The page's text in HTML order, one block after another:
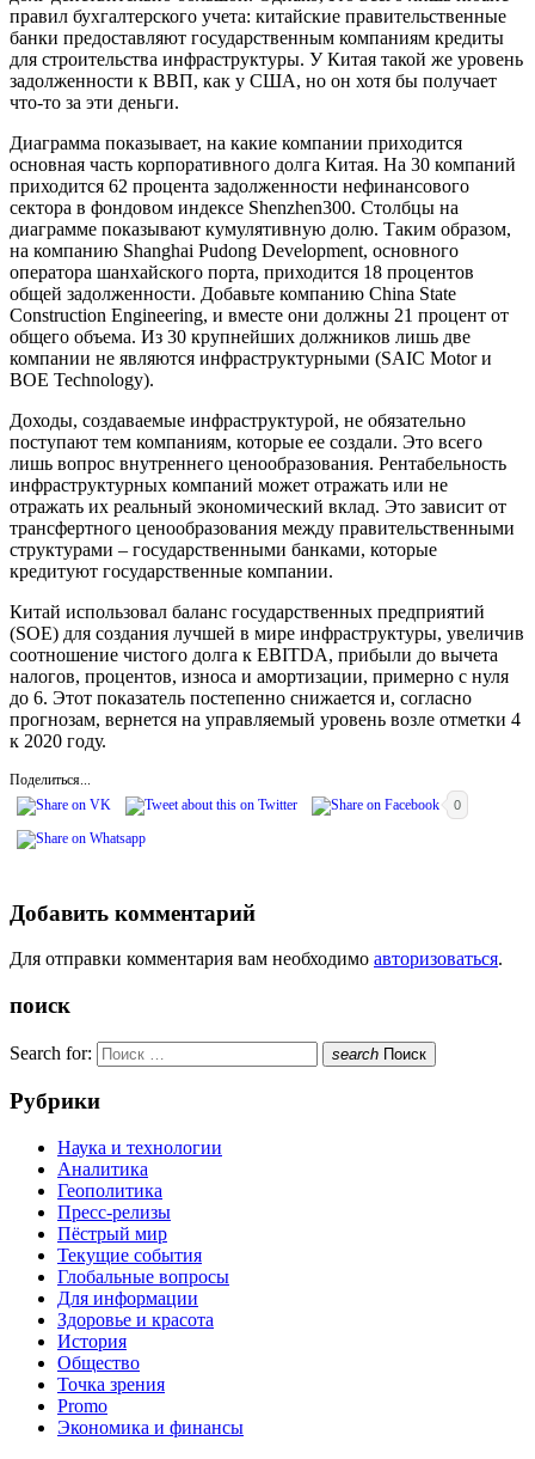
правил бухгалтерского учета: китайские правительственные
банки предоставляют государственным компаниям кредиты
для строительства инфраструктуры. У Китая такой же уровень
задолженности к ВВП, как у США, но он хотя бы получает
что-то за эти деньги.
Диаграмма показывает, на какие компании приходится
основная часть корпоративного долга Китая. На 30 компаний
приходится 62 процента задолженности нефинансового
сектора в фондовом индексе Shenzhen300. Столбцы на
диаграмме показывают кумулятивную долю. Таким образом,
на компанию Shanghai Pudong Development, основного
оператора шанхайского порта, приходится 18 процентов
общей задолженности. Добавьте компанию China State
Construction Engineering, и вместе они должны 21 процент от
общего объема. Из 30 крупнейших должников лишь две
компании не являются инфраструктурными (SAIC Motor и
BOE Technology).
Доходы, создаваемые инфраструктурой, не обязательно
поступают тем компаниям, которые ее создали. Это всего
лишь вопрос внутреннего ценообразования. Рентабельность
инфраструктурных компаний может отражать или не
отражать их реальный экономический вклад. Это зависит от
трансфертного ценообразования между правительственными
структурами – государственными банками, которые
кредитуют государственные компании.
Китай использовал баланс государственных предприятий
(SOE) для создания лучшей в мире инфраструктуры, увеличив
соотношение чистого долга к EBITDA, прибыли до вычета
налогов, процентов, износа и амортизации, примерно с нуля
до 6. Этот показатель постепенно снижается и, согласно
прогнозам, вернется на управляемый уровень возле отметки 4
к 2020 году.
Поделиться...
0
Добавить комментарий
Для отправки комментария вам необходимо авторизоваться.
поиск
Search for: search Поиск
Рубрики
Наука и технологии
Аналитика
Геополитика
Пресс-релизы
Пёстрый мир
Текущие события
Глобальные вопросы
Для информации
Здоровье и красота
История
Общество
Точка зрения
Promo
Экономика и финансы